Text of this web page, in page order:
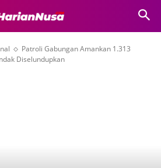
Patroli Gabungan Amankan 1.313
Diselundupkan